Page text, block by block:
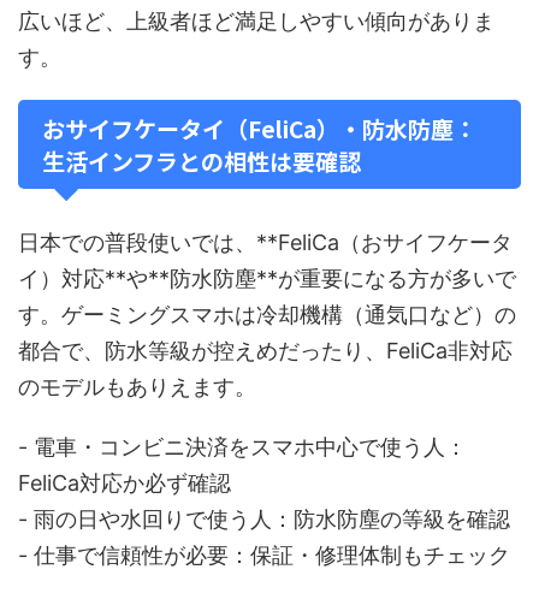
広いほど、上級者ほど満足しやすい傾向がありま
す。
おサイフケータイ（FeliCa）・防水防塵：
生活インフラとの相性は要確認
日本での普段使いでは、**FeliCa（おサイフケータ
イ）対応**や**防水防塵**が重要になる方が多いで
す。ゲーミングスマホは冷却機構（通気口など）の
都合で、防水等級が控えめだったり、FeliCa非対応
のモデルもありえます。
- 電車・コンビニ決済をスマホ中心で使う人：
FeliCa対応か必ず確認
- 雨の日や水回りで使う人：防水防塵の等級を確認
- 仕事で信頼性が必要：保証・修理体制もチェック